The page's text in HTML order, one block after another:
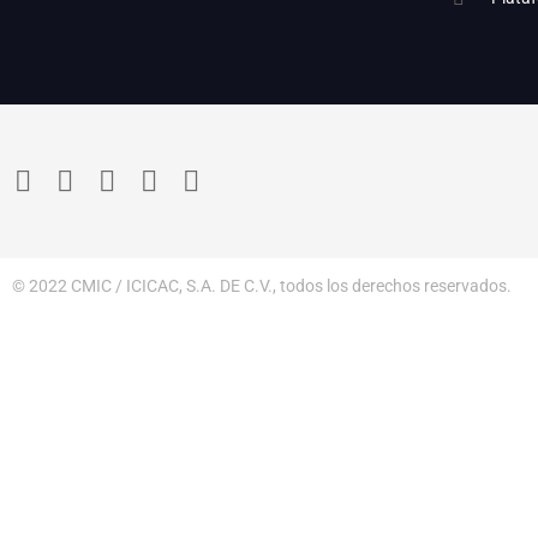
© 2022 CMIC / ICICAC, S.A. DE C.V., todos los derechos reservados.